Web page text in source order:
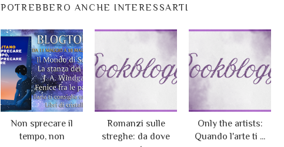
POTREBBERO ANCHE INTERESSARTI
Non sprecare il
tempo, non
Romanzi sulle
streghe: da dove
Only the artists:
Quando l'arte ti ...